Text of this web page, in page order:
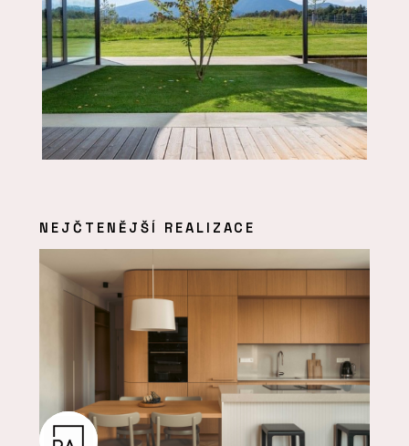
NEJČTENĚJŠÍ REALIZACE